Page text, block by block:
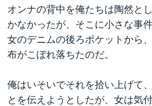
オンナの背中を俺たちは陶然と
かなかったが、そこに小さな事件
女のデニムの後ろポケットから
布がこぼれ落ちたのだ。
俺はいそいでそれを拾い上げて
とを伝えようとしたが、女は気